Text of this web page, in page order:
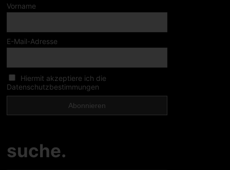
Vorname
E-Mail-Adresse
Hiermit akzeptiere ich die
Datenschutzbestimmungen
suche.